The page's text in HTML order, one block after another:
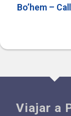
Bo’hem –
Viajar a